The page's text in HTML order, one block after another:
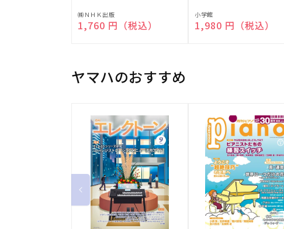
販
売
㈱ＮＨＫ出版
通常価格
1,760 円（税込）
販
売
小学館
通常価格
1,980 円（税込）
ヤマハのおすすめ